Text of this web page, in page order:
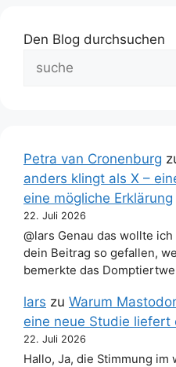
Den Blog durchsuchen
Petra van Cronenburg
anders klingt als X –
eine mögliche Erklärung
22. Juli 2026
@lars Genau das wollte
dein Beitrag so gefallen,
bemerkte das
lars zu Warum
eine neue Studie liefert
22. Juli 2026
Hallo, Ja, die Stimmung